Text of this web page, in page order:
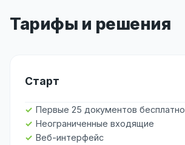
Тарифы и решения
Старт
Первые 25 документов бесплатно
Неограниченные входящие
Веб-интерфейс